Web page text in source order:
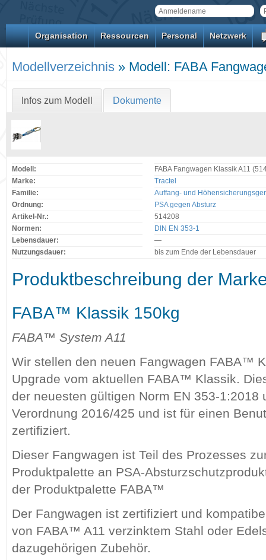
Organisation Ressourcen Personal Netzwerk
Modellverzeichnis » Modell: FABA
Infos zum Modell Dokumente
Modell:
FABA Fangwagen Klassik A11
Marke:
Tractel
Familie:
Auffang- und
Ordnung:
PSA gegen Absturz
Artikel-Nr.:
514208
Normen:
DIN EN 353-1
Lebensdauer:
—
Nutzungsdauer:
bis zum Ende der Lebensdauer
Produktbeschreibung der
FABA™ Klassik 150kg
FABA™ System A11
Wir stellen den neuen Fangwagen FABA™
Upgrade vom aktuellen FABA™ Klassik.
der neuesten gültigen Norm EN 353-1:2018
Verordnung 2016/425 und ist für einen
zertifiziert.
Dieser Fangwagen ist Teil des Prozesses
Produktpalette an PSA-
der Produktpalette FABA™
Der Fangwagen ist zertifiziert und
von FABA™ A11 verzinktem Stahl oder
dazugehörigen Zubehör.